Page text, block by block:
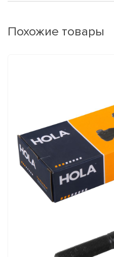
Похожие товары